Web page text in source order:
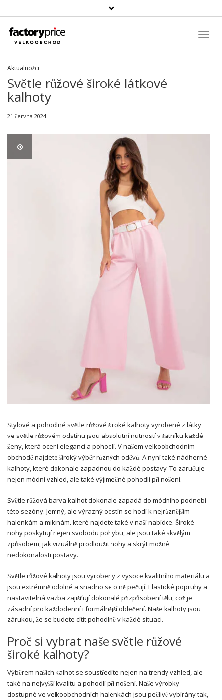
Vyhledávání
Aktualności
Světle růžové široké látkové
kalhoty
21 června 2024
Stylové a pohodlné světle růžové široké kalhoty vyrobené z látky
ve světle růžovém odstínu jsou absolutní nutností v šatníku každé
ženy, která ocení eleganci a pohodlí. V našem velkoobchodním
obchodě najdete široký výběr různých oděvů. A nyní také nádherné
kalhoty, které dokonale zapadnou do každé postavy. To zaručuje
nejen módní vzhled, ale také výjimečné pohodlí při nošení.
Světle růžová barva kalhot dokonale zapadá do módního podnebí
této sezóny. Jemný, ale výrazný odstín se hodí k nejrůznějším
halenkám a mikinám, které najdete také v naší nabídce. Široké
nohy poskytují nejen svobodu pohybu, ale jsou také skvělým
způsobem, jak vizuálně prodloužit nohy a skrýt možné
nedokonalosti postavy.
Světle růžové kalhoty jsou vyrobeny z vysoce kvalitního materiálu a
jsou extrémně odolné a snadno se o ně pečují. Elastické popruhy a
nastavitelná vazba zajišťují dokonalé přizpůsobení tělu, což je
zásadní pro každodenní i formálnější oblečení. Naše kalhoty jsou
zárukou, že se budete cítit pohodlně v každé situaci.
Proč si vybrat naše světle růžové
široké kalhoty?
Výběrem našich kalhot se soustředíte nejen na trendy vzhled, ale
také na nejvyšší kvalitu a pohodlí při nošení. Naše výrobky
dostupné ve velkoobchodních halenkách jsou pečlivě vybírány tak,